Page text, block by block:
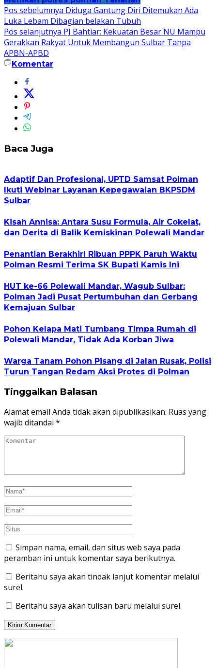
Navigasi
pos
Pos sebelumnya Diduga Gantung Diri Ditemukan Ada
Luka Lebam Dibagian belakan Tubuh
Pos selanjutnya PJ Bahtiar: Kekuatan Besar NU Mampu
Gerakkan Rakyat Untuk Membangun Sulbar Tanpa
APBN-APBD
Komentar
Baca Juga
Adaptif Dan Profesional, UPTD Samsat Polman
Ikuti Webinar Layanan Kepegawaian BKPSDM
Sulbar
Kisah Annisa: Antara Susu Formula, Air Cokelat,
dan Derita di Balik Kemiskinan Polewali Mandar
Penantian Berakhir! Ribuan PPPK Paruh Waktu
Polman Resmi Terima SK Bupati Kamis Ini
HUT ke-66 Polewali Mandar, Wagub Sulbar:
Polman Jadi Pusat Pertumbuhan dan Gerbang
Kemajuan Sulbar
Pohon Kelapa Mati Tumbang Timpa Rumah di
Polewali Mandar, Tidak Ada Korban Jiwa
Warga Tanam Pohon Pisang di Jalan Rusak, Polisi
Turun Tangan Redam Aksi Protes di Polman
Tinggalkan Balasan
Alamat email Anda tidak akan dipublikasikan. Ruas yang
wajib ditandai *
Simpan nama, email, dan situs web saya pada
peramban ini untuk komentar saya berikutnya.
Beritahu saya akan tindak lanjut komentar melalui
surel.
Beritahu saya akan tulisan baru melalui surel.